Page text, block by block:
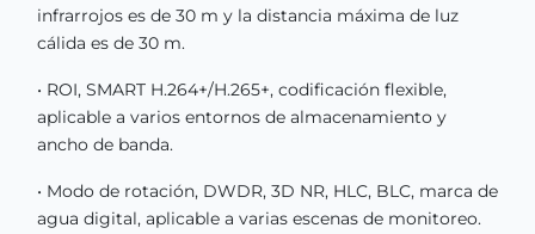
infrarrojos es de 30 m y la distancia máxima de luz
cálida es de 30 m.
• ROI, SMART H.264+/H.265+, codificación flexible,
aplicable a varios entornos de almacenamiento y
ancho de banda.
• Modo de rotación, DWDR, 3D NR, HLC, BLC, marca de
agua digital, aplicable a varias escenas de monitoreo.